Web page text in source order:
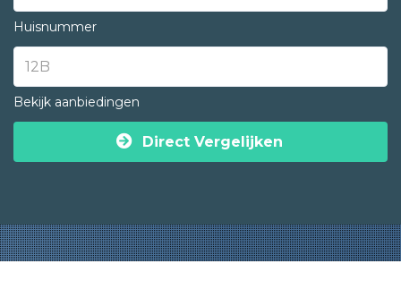
Huisnummer
Bekijk aanbiedingen
Direct Vergelijken